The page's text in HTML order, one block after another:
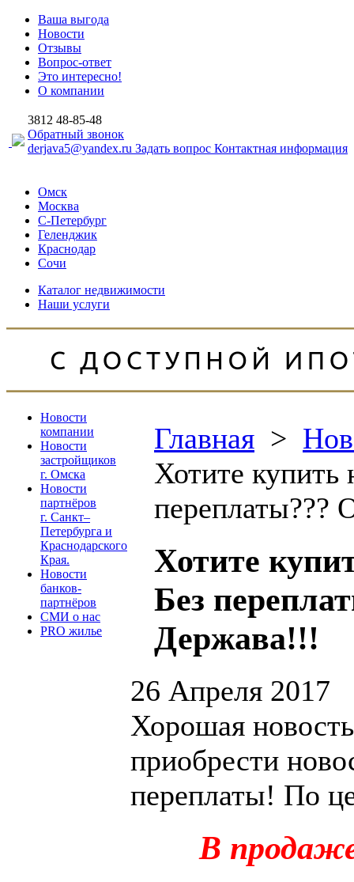
Ваша выгода
Новости
Отзывы
Вопрос-ответ
Это интересно!
О компании
3812 48-85-48
Обратный звонок
derjava5@yandex.ru Задать вопрос Контактная информация
Омск
Москва
С-Петербург
Геленджик
Краснодар
Сочи
Каталог недвижимости
Наши услуги
Новости
компании
Новости
застройщиков
г. Омска
Новости
партнёров
г. Санкт–
Петербурга и
Краснодарского
Края.
Новости
банков-
партнёров
СМИ о нас
PRO жилье
Главная >
Хотите купить
Хотите
Без
Держава!!!
26 Апреля 2017
Хорошая
приобрести
переплаты! По
В